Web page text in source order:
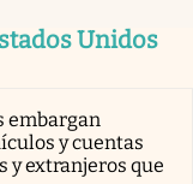
Unidos
embargan
y cuentas
y extranjeros que